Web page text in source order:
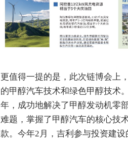
更值得一提的是，此次链博会上
的甲醇汽车技术和绿色甲醇技术
年，成功地解决了甲醇发动机零
难题，掌握了甲醇汽车的核心技
款。今年2月，吉利参与投资建